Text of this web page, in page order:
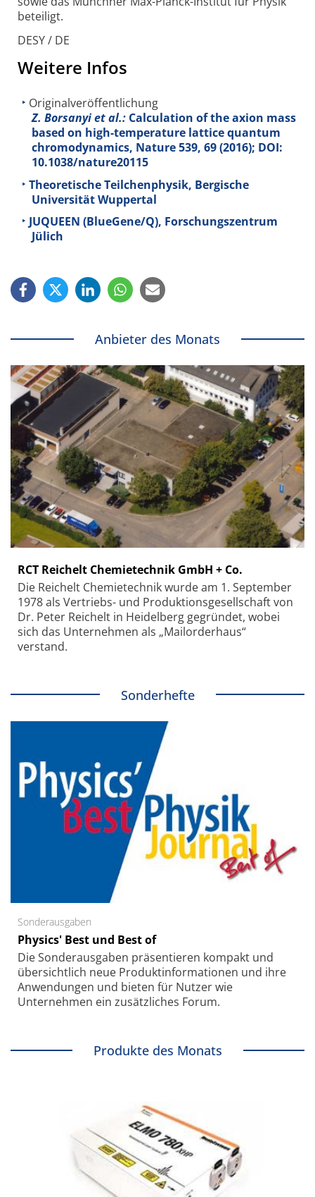
beteiligt.
DESY / DE
Weitere Infos
Originalveröffentlichung
Z. Borsanyi et al.: Calculation of the axion mass
based on high-temperature lattice quantum
chromodynamics, Nature539, 69 (2016); DOI:
10.1038/nature20115
Theoretische Teilchenphysik, Bergische
Universität Wuppertal
JUQUEEN (BlueGene/Q), Forschungszentrum
Jülich
Anbieter des Monats
RCT Reichelt Chemietechnik GmbH + Co.
Die Reichelt Chemietechnik wurde am 1. September
1978 als Vertriebs- und Produktionsgesellschaft von
Dr. Peter Reichelt in Heidelberg gegründet, wobei
sich das Unternehmen als „Mailorderhaus“
verstand.
Sonderhefte
Sonderausgaben
Physics' Best und Best of
Die Sonder­ausgaben präsentieren kompakt und
übersichtlich neue Produkt­informationen und ihre
Anwendungen und bieten für Nutzer wie
Unternehmen ein zusätzliches Forum.
Produkte des Monats